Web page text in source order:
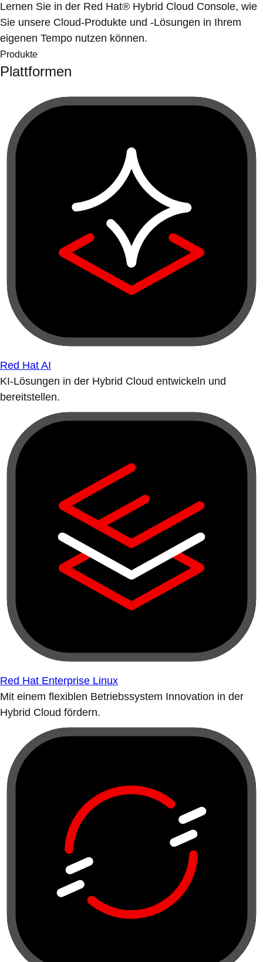
Lernen Sie in der Red Hat® Hybrid Cloud Console, wie
Sie unsere Cloud-Produkte und -Lösungen in Ihrem
eigenen Tempo nutzen können.
Produkte
Plattformen
Red Hat AI
KI-Lösungen in der Hybrid Cloud entwickeln und
bereitstellen.
Red Hat Enterprise Linux
Mit einem flexiblen Betriebssystem Innovation in der
Hybrid Cloud fördern.